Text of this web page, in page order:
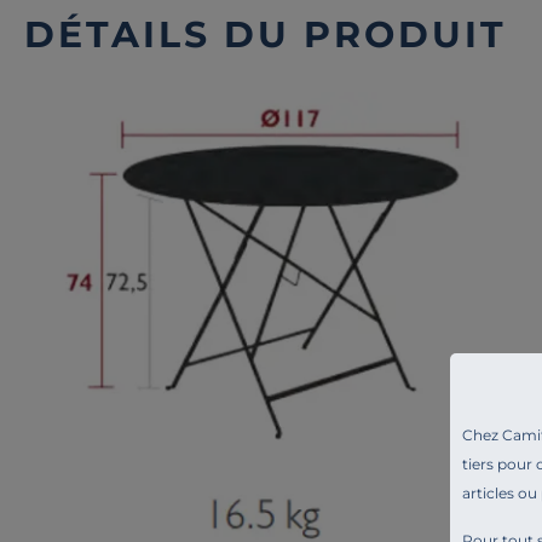
Chez
tiers pour
articles ou
DÉTAILS DU PRODUIT